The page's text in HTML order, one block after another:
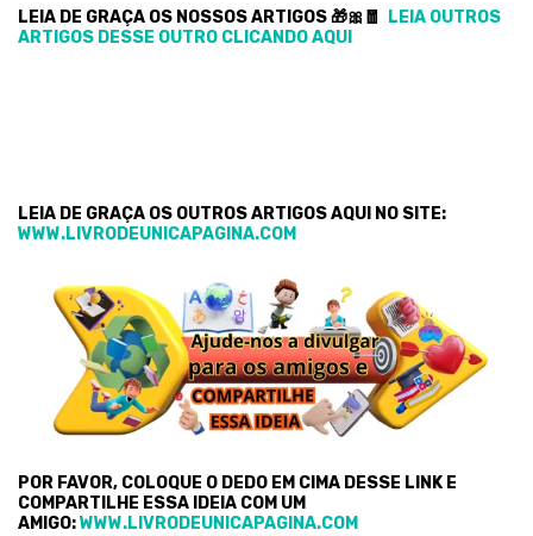
LEIA DE GRAÇA OS NOSSOS ARTIGOS 🎁🎀🧧 LEIA OUTROS
ARTIGOS DESSE OUTRO CLICANDO AQUI
LEIA DE GRAÇA OS OUTROS ARTIGOS AQUI NO SITE:
WWW.LIVRODEUNICAPAGINA.COM
POR FAVOR, COLOQUE O DEDO EM CIMA DESSE LINK E
COMPARTILHE ESSA IDEIA COM UM
AMIGO:WWW.LIVRODEUNICAPAGINA.COM